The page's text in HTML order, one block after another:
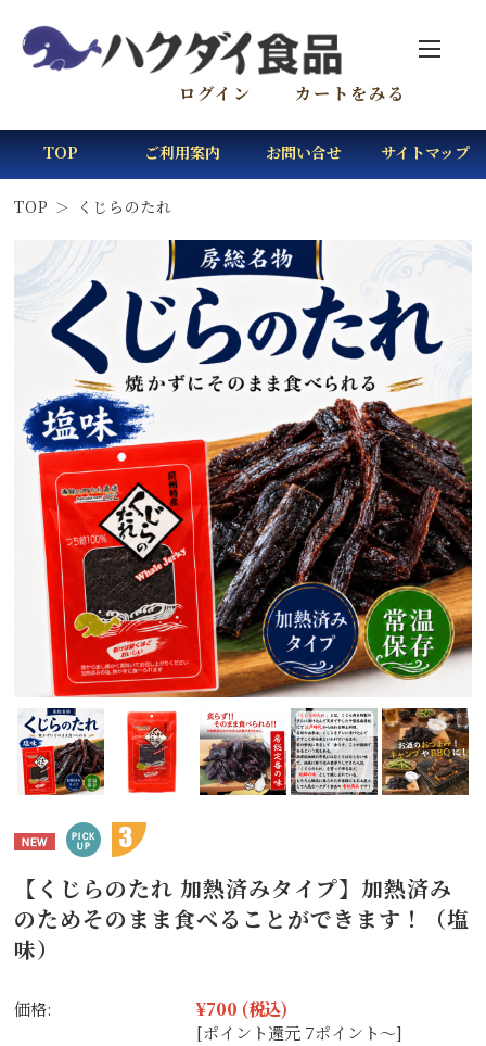
ログイン カートをみる
TOP ご利用案内 お問い合せ サイトマップ
TOP くじらのたれ
【くじらのたれ 加熱済みタイプ】加熱済み
のためそのまま食べることができます！（塩
味）
価格: ¥700 (税込)
[ポイント還元 7ポイント～]